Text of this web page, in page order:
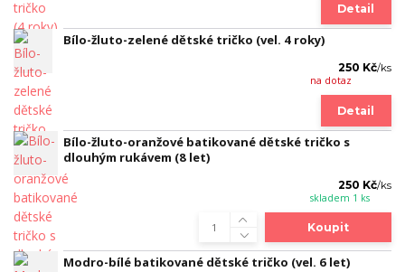
Detail
Bílo-žluto-zelené dětské tričko (vel. 4 roky)
250 Kč/ks
na dotaz
Detail
Bílo-žluto-oranžové batikované dětské tričko s
dlouhým rukávem (8 let)
250 Kč/ks
skladem 1 ks
Koupit
Modro-bílé batikované dětské tričko (vel. 6 let)